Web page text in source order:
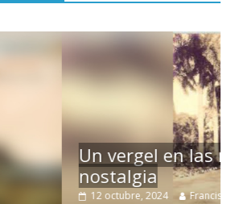
las nieblas de la
Francisco G. Navarro 0